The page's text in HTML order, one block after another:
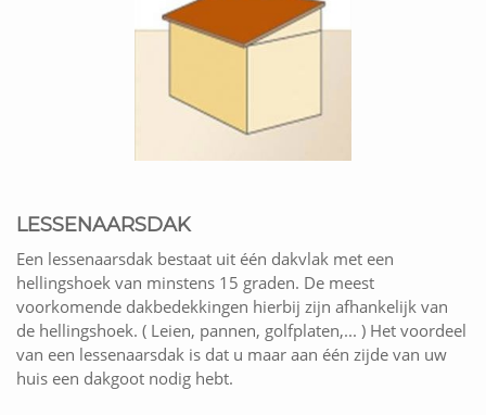
LESSENAARSDAK
Een lessenaarsdak bestaat uit één dakvlak met een
hellingshoek van minstens 15 graden. De meest
voorkomende dakbedekkingen hierbij zijn afhankelijk van
de hellingshoek. ( Leien, pannen, golfplaten,... ) Het voordeel
van een lessenaarsdak is dat u maar aan één zijde van uw
huis een dakgoot nodig hebt.